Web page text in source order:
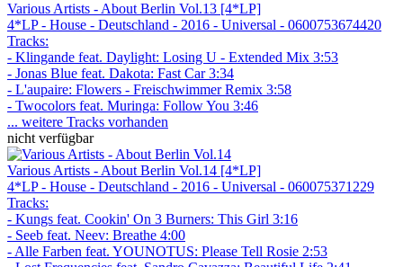
Various Artists - About Berlin Vol.13 [4*LP]
4*LP - House - Deutschland - 2016 - Universal - 0600753674420
Tracks:
- Klingande feat. Daylight: Losing U - Extended Mix 3:53
- Jonas Blue feat. Dakota: Fast Car 3:34
- L'aupaire: Flowers - Freischwimmer Remix 3:58
- Twocolors feat. Muringa: Follow You 3:46
... weitere Tracks vorhanden
nicht verfügbar
Various Artists - About Berlin Vol.14 [4*LP]
4*LP - House - Deutschland - 2016 - Universal - 060075371229
Tracks:
- Kungs feat. Cookin' On 3 Burners: This Girl 3:16
- Seeb feat. Neev: Breathe 4:00
- Alle Farben feat. YOUNOTUS: Please Tell Rosie 2:53